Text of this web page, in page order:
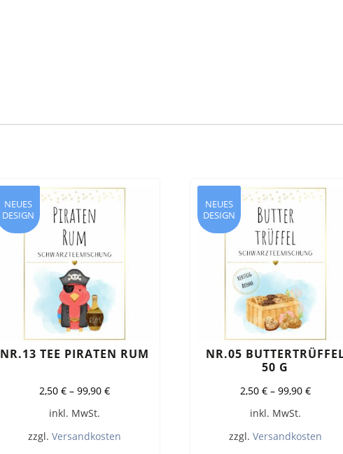
NEUES
DESIGN
NR.13 TEE PIRATEN RUM
2,50 €– 99,90 €
inkl. MwSt.
zzgl. Versandkosten
NEUES
DESIGN
NR.05
50 G
2,50 €– 99,90 €
inkl. MwSt.
zzgl. Versandkosten